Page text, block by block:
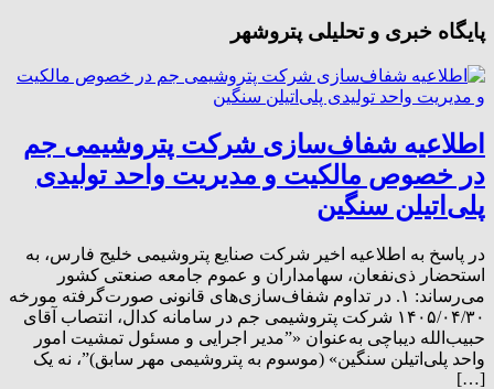
پایگاه خبری و تحلیلی پتروشهر
اطلاعیه شفاف‌سازی شرکت پتروشیمی جم
در خصوص مالکیت و مدیریت واحد تولیدی
پلی‌اتیلن سنگین
در پاسخ به اطلاعیه اخیر شرکت صنایع پتروشیمی خلیج فارس، به
استحضار ذی‌نفعان، سهامداران و عموم جامعه صنعتی کشور
می‌رساند: ۱. در تداوم شفاف‌سازی‌های قانونی صورت‌گرفته مورخه
۱۴۰۵/۰۴/۳۰ شرکت پتروشیمی جم در سامانه کدال، انتصاب آقای
حبیب‌الله دیباچی به‌عنوان «”مدیر اجرایی و مسئول تمشیت امور
واحد پلی‌اتیلن سنگین» (موسوم به پتروشیمی مهر سابق)”، نه یک
[…]